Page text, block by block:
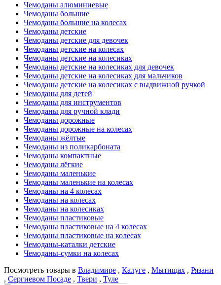
Чемоданы алюминиевые
Чемоданы большие
Чемоданы большие на колесах
Чемоданы детские
Чемоданы детские для девочек
Чемоданы детские на колесах
Чемоданы детские на колесиках
Чемоданы детские на колесиках для девочек
Чемоданы детские на колесиках для мальчиков
Чемоданы детские на колесиках с выдвижной ручкой
Чемоданы для детей
Чемоданы для инструментов
Чемоданы для ручной клади
Чемоданы дорожные
Чемоданы дорожные на колесах
Чемоданы жёлтые
Чемоданы из поликарбоната
Чемоданы компактные
Чемоданы лёгкие
Чемоданы маленькие
Чемоданы маленькие на колесах
Чемоданы на 4 колесах
Чемоданы на колесах
Чемоданы на колесиках
Чемоданы пластиковые
Чемоданы пластиковые на 4 колесах
Чемоданы пластиковые на колесах
Чемоданы-каталки детские
Чемоданы-сумки на колесах
Посмотреть товары в Владимире , Калуге , Мытищах , Рязани
, Сергиевом Посаде , Твери , Туле